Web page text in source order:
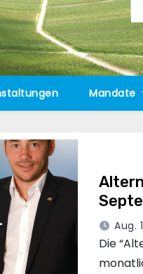
Mandate
Aug.
Die